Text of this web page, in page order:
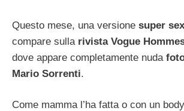
Questo mese, una versione super
compare sulla rivista Vogue
dove appare completamente nuda
Mario Sorrenti.
Come mamma l’ha fatta o con un